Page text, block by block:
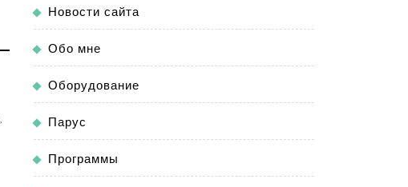
Новости сайта
Обо мне
Оборудование
Парус
Программы